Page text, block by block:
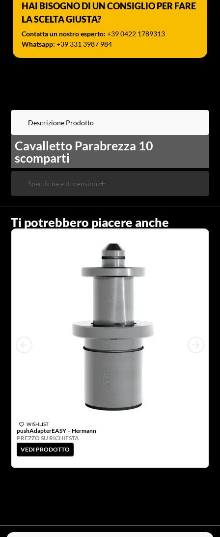
HAI BISOGNO DI UN CONSIGLIO PER FARE
LA SCELTA GIUSTA?
Contatta un nostro esperto: +39 0422 1789313
Whatsapp: +39 331 3987 984
Descrizione Prodotto
Specifiche e dimensioni
Cavalletto Parabrezza 10
scomparti
Ti potrebbero piacere anche
WISHLIST
pushAdapterEASY – Hermann
PREZZO SU RICHIESTA
VEDI PRODOTTO